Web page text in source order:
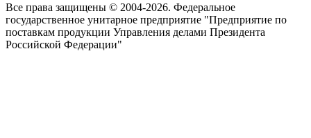
Все права защищены © 2004-2026. Федеральное
государственное унитарное предприятие "Предприятие по
поставкам продукции Управления делами Президента
Российской Федерации"